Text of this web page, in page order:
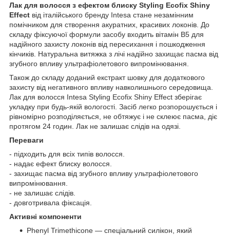
Лак для волосся з ефектом блиску Styling Ecofix Shiny
Effect від італійського бренду Intesa стане незамінним
помічником для створення акуратних, красивих локонів. До
складу фіксуючої формули засобу входить вітамін В5 для
надійного захисту локонів від пересихання і пошкодження
кінчиків. Натуральна витяжка з лічі надійно захищає пасма від
згубного впливу ультрафіолетового випромінювання.
Також до складу доданий екстракт шовку для додаткового
захисту від негативного впливу навколишнього середовища.
Лак для волосся Intesa Styling Ecofix Shiny Effect зберігає
укладку при будь-якій вологості. Засіб легко розпорошується і
рівномірно розподіляється, не обтяжує і не склеює пасма, діє
протягом 24 годин. Лак не залишає слідів на одязі.
Переваги
- підходить для всіх типів волосся.
- надає ефект блиску волосся.
- захищає пасма від згубного впливу ультрафіолетового
випромінювання.
- не залишає слідів.
- довготривала фіксація.
Активні компоненти
Phenyl Trimethicone — спеціальний силікон, який